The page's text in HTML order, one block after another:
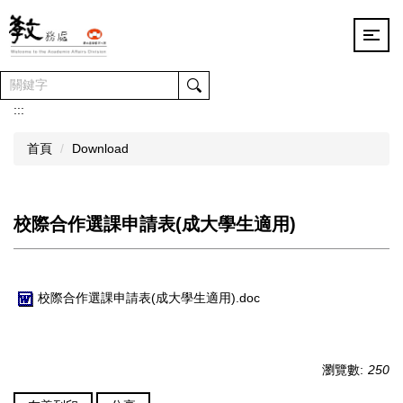
跳
到
主
要
內
容
:::
首頁 Download
校際合作選課申請表(成大學生適用)
校際合作選課申請表(成大學生適用).doc
瀏覽數: 250